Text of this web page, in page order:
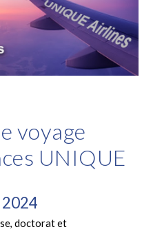
voyage
UNIQUE
doctorat et